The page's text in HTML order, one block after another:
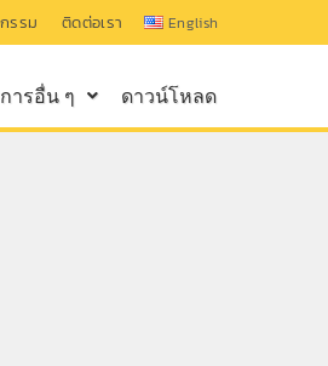
รรม ติดต่อเรา English
ารอื่น ๆ ดาวน์โหลด